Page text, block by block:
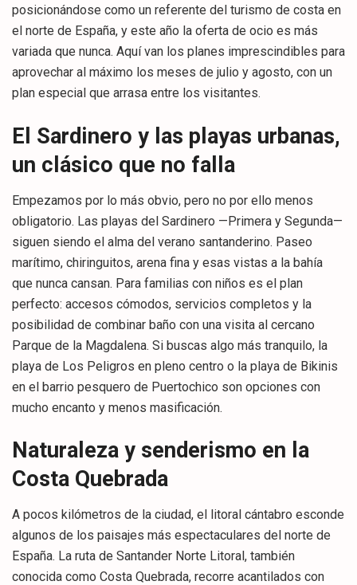
posicionándose como un referente del turismo de costa en
el norte de España, y este año la oferta de ocio es más
variada que nunca. Aquí van los planes imprescindibles para
aprovechar al máximo los meses de julio y agosto, con un
plan especial que arrasa entre los visitantes.
El Sardinero y las playas urbanas,
un clásico que no falla
Empezamos por lo más obvio, pero no por ello menos
obligatorio. Las playas del Sardinero —Primera y Segunda—
siguen siendo el alma del verano santanderino. Paseo
marítimo, chiringuitos, arena fina y esas vistas a la bahía
que nunca cansan. Para familias con niños es el plan
perfecto: accesos cómodos, servicios completos y la
posibilidad de combinar baño con una visita al cercano
Parque de la Magdalena. Si buscas algo más tranquilo, la
playa de Los Peligros en pleno centro o la playa de Bikinis
en el barrio pesquero de Puertochico son opciones con
mucho encanto y menos masificación.
Naturaleza y senderismo en la
Costa Quebrada
A pocos kilómetros de la ciudad, el litoral cántabro esconde
algunos de los paisajes más espectaculares del norte de
España. La ruta de Santander Norte Litoral, también
conocida como Costa Quebrada, recorre acantilados con